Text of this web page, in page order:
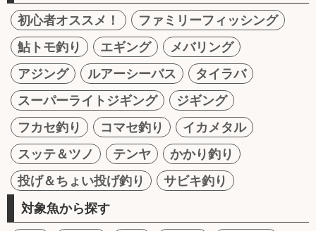
初心者オススメ！
ファミリーフィッシング
鮎トモ釣り
エギング
メバリング
アジング
ルアーシーバス
タイラバ
スーパーライトジギング
ジギング
フカセ釣り
コマセ釣り
イカメタル
スッテ＆ツノ
テンヤ
かかり釣り
投げ＆ちょい投げ釣り
サビキ釣り
対象魚から探す